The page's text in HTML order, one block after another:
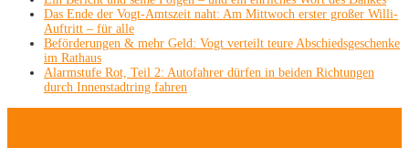
Das Ende der Vogt-Amtszeit naht: Am Mittwoch erster großer Willi-
Auftritt – für alle
Beförderungen & mehr Geld: Vogt verteilt teure Abschiedsgeschenke
im Rathaus
Alarmstufe Rot, Teil 2: Autofahrer dürfen in beiden Richtungen
durch Innenstadtring fahren